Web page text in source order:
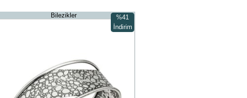
Bilezikler
%41
İndirim